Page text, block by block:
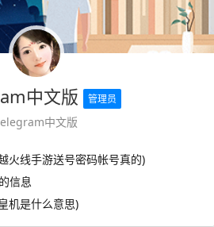
中文版 管理员
中文版
火线手游送号密码帐号真的)
信息
机是什么意思)